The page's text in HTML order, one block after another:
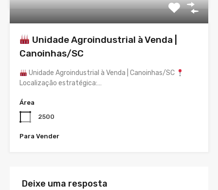
Unidade Agroindustrial à Venda |
Canoinhas/SC
Unidade Agroindustrial à Venda | Canoinhas/SC
Localização estratégica:…
Área
2500
Para Vender
Deixe uma resposta